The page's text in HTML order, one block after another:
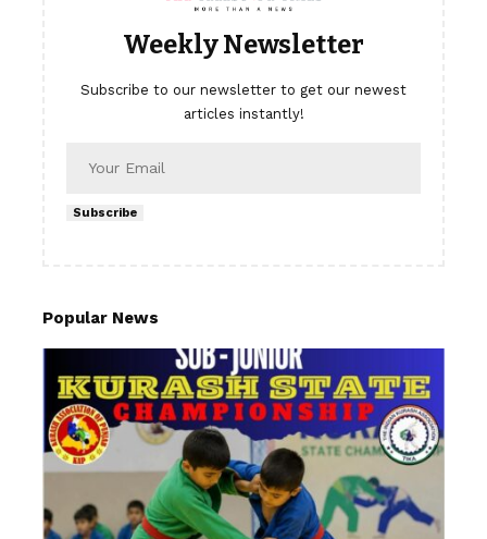
Weekly Newsletter
Subscribe to our newsletter to get our newest
articles instantly!
Subscribe
Popular News